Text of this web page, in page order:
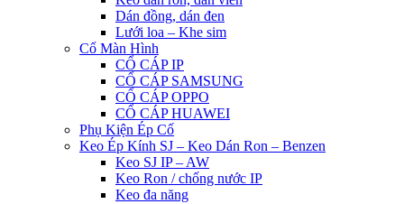
Dán đồng, dán đen
Lưới loa – Khe sim
Cổ Màn Hình
CỔ CÁP IP
CỔ CÁP SAMSUNG
CỔ CÁP OPPO
CỔ CÁP HUAWEI
Phụ Kiện Ép Cố
Keo Ép Kính SJ – Keo Dán Ron – Benzen
Keo SJ IP – AW
Keo Ron / chống nước IP
Keo đa năng